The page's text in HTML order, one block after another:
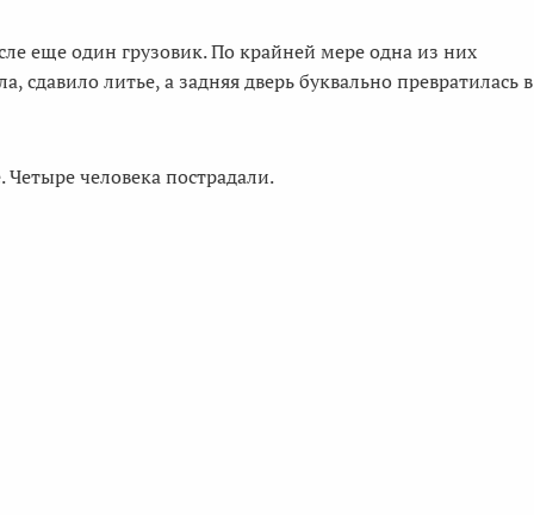
еще один грузовик. По крайней мере одна из них
сдавило литье, а задняя дверь буквально превратилась в
человека пострадали.